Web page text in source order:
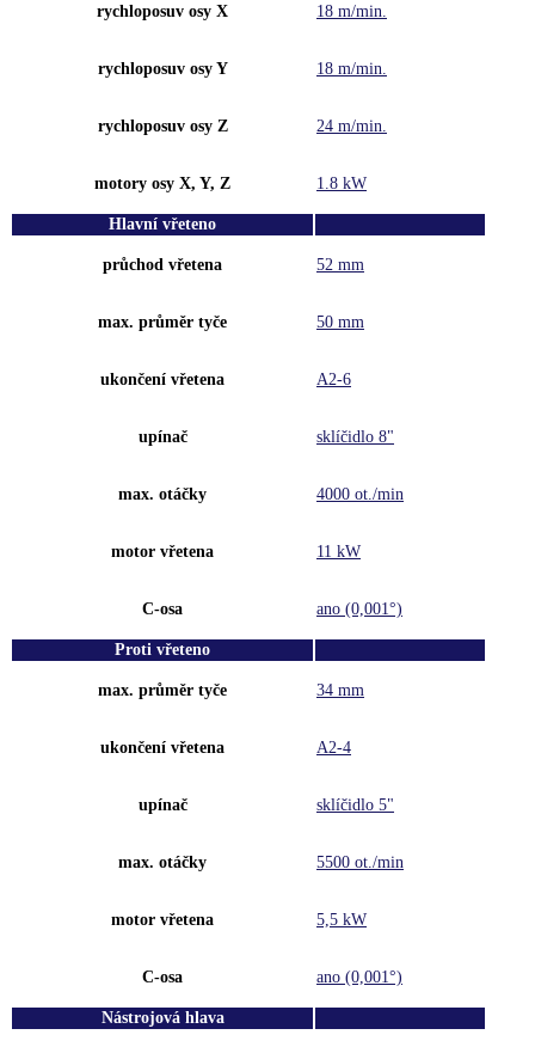
rychloposuv osy X 18 m/min.
rychloposuv osy Y 18 m/min.
rychloposuv osy Z 24 m/min.
motory osy X, Y, Z 1.8 kW
Hlavní vřeteno
průchod vřetena 52 mm
max. průměr tyče 50 mm
ukončení vřetena A2-6
upínač sklíčidlo 8"
max. otáčky 4000 ot./min
motor vřetena 11 kW
C-osa ano (0,001°)
Proti vřeteno
max. průměr tyče 34 mm
ukončení vřetena A2-4
upínač sklíčidlo 5"
max. otáčky 5500 ot./min
motor vřetena 5,5 kW
C-osa ano (0,001°)
Nástrojová hlava